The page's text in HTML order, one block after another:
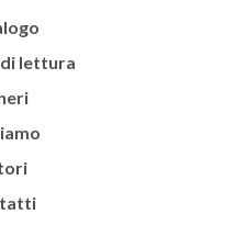
lettura